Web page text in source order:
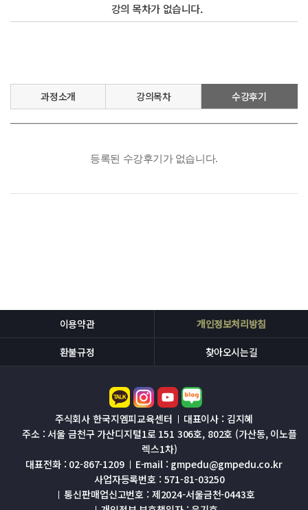
강의 목차가 없습니다.
과정소개 강의목차 수강후기
이용약관 개인정보처리방침
환불규정 찾아오시는길
주식회사 한국지엠피교육센터
대표이사 : 김지혜
주소 : 서울 금천구 가산디지털1로 151 306호, 802호 (가산동, 이노플
렉스1차)
대표전화 : 02-867-1209
E-mail : gmpedu@gmpedu.co.kr
사업자등록번호 : 571-81-03250
통신판매업신고번호 : 제2024-서울금천-0443호